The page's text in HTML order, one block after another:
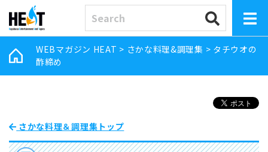
WEBマガジン HEAT > さかな料理&調理集 > タチウオの
酢締め
さかな料理＆調理集トップ